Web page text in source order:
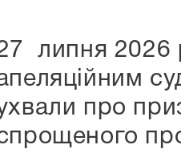
липня 2026
про